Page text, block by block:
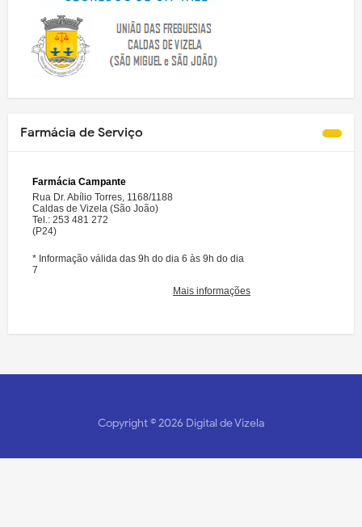
Farmácia de Serviço
Copyright ©2026 Digital de Vizela